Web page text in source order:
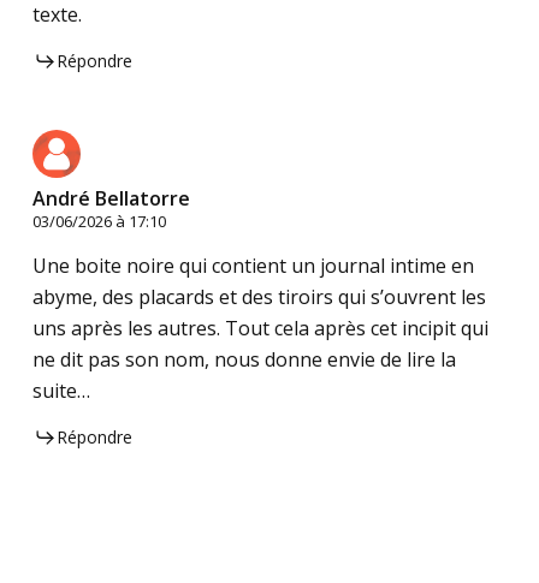
texte.
Répondre
André Bellatorre
03/06/2026 à 17:10
Une boite noire qui contient un journal intime en
abyme, des placards et des tiroirs qui s’ouvrent les
uns après les autres. Tout cela après cet incipit qui
ne dit pas son nom, nous donne envie de lire la
suite…
Répondre